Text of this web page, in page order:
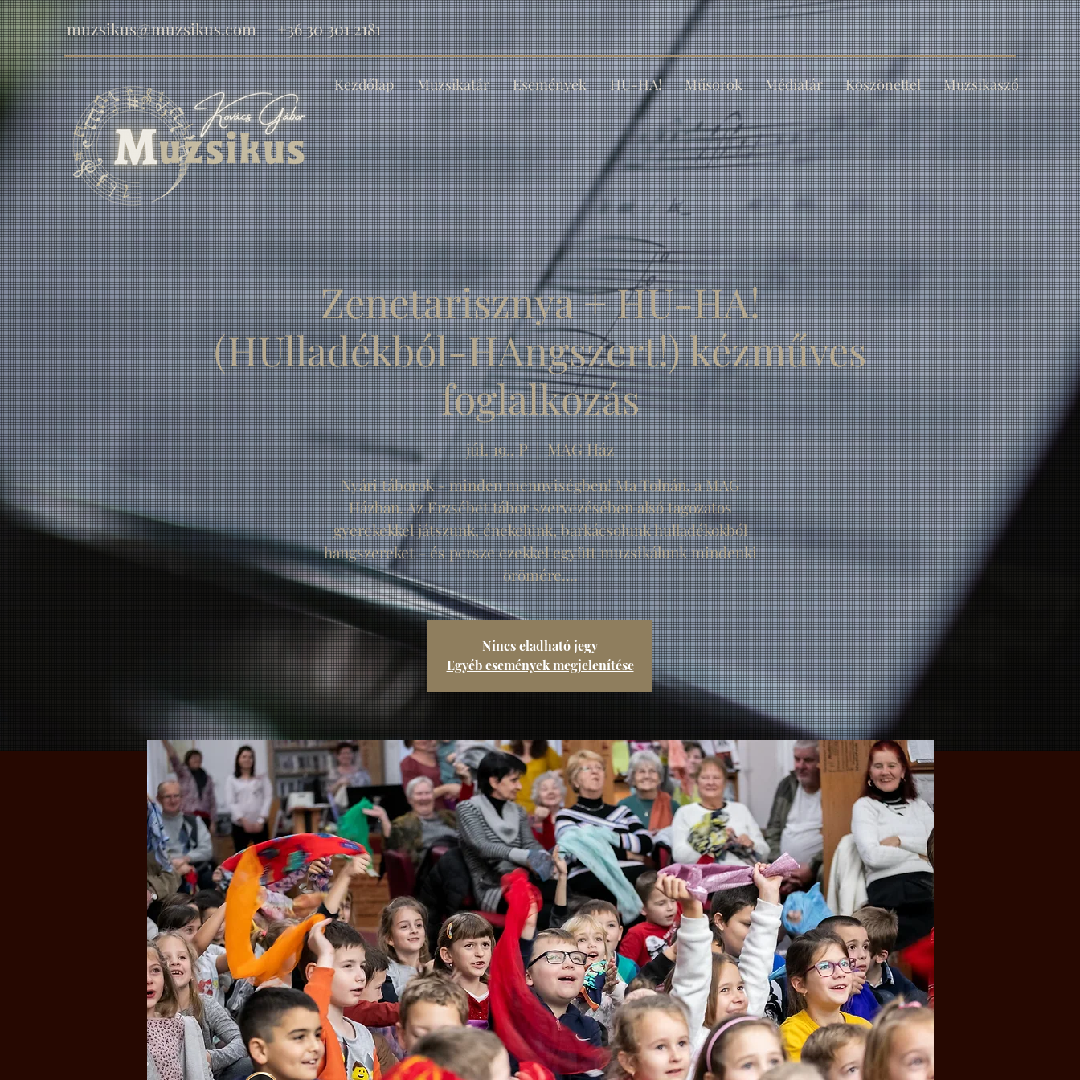
muzsikus@muzsikus.com +36 30 301 2181
Kezdőlap Muzsikatár Események HU-HA! Műsorok Médiatár Köszönettel Muzsikaszó
Zenetarisznya + HU-HA!
(HUlladékból-HAngszert!) kézműves
foglalkozás
júl. 19., P
  |
MAG Ház
Nyári táborok - minden mennyiségben! Ma Tolnán, a MAG
Házban. Az Erzsébet tábor szervezésében alsó tagozatos
gyerekekkel játszunk, énekelünk, barkácsolunk hulladékokból
hangszereket - és persze ezekkel együtt muzsikálunk mindenki
örömére....
Nincs eladható jegy
Egyéb események megjelenítése